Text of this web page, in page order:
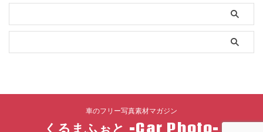
車のフリー写真素材マガジン
くるまふぉと -Car Photo-